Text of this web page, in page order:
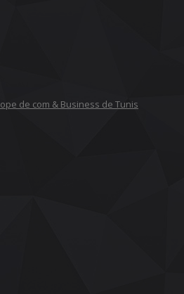
de com & Business de Tunis